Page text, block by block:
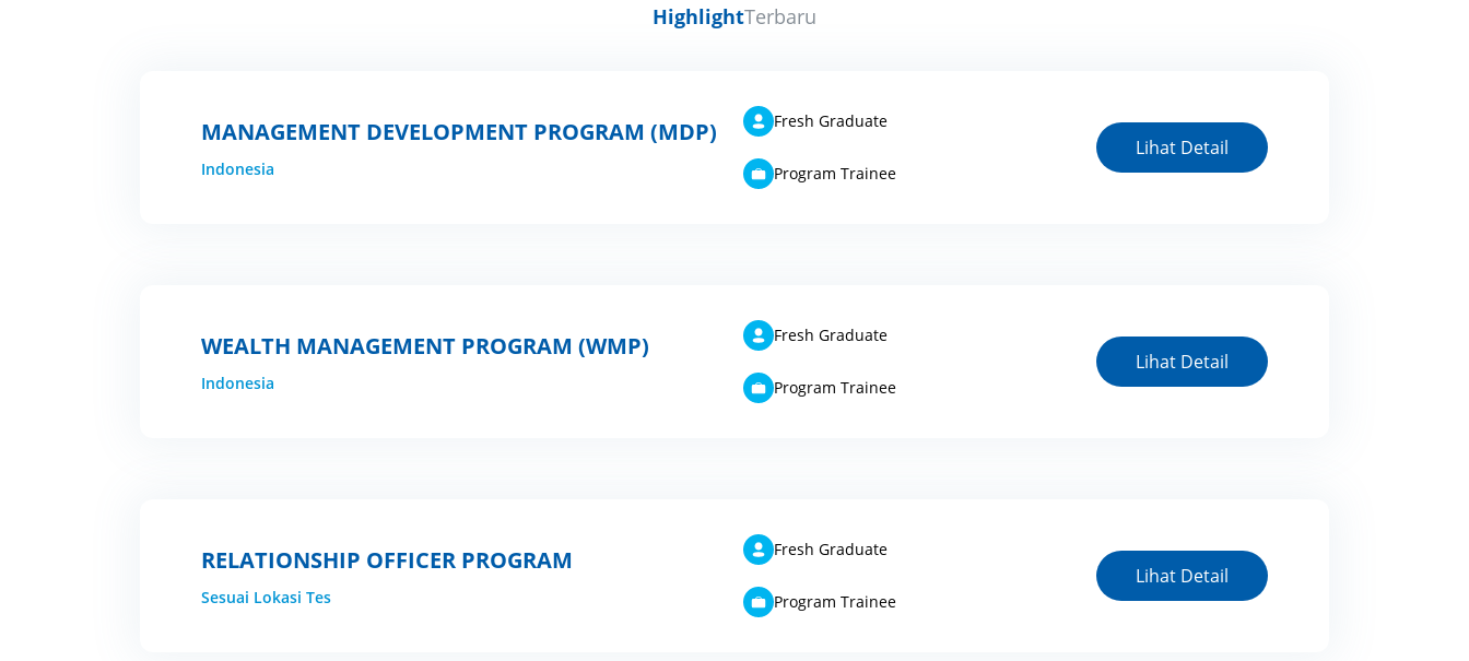
HighlightTerbaru
MANAGEMENT DEVELOPMENT PROGRAM (MDP)
Indonesia
Fresh Graduate
Program Trainee
Lihat Detail
WEALTH MANAGEMENT PROGRAM (WMP)
Indonesia
Fresh Graduate
Program Trainee
Lihat Detail
RELATIONSHIP OFFICER PROGRAM
Sesuai Lokasi Tes
Fresh Graduate
Program Trainee
Lihat Detail